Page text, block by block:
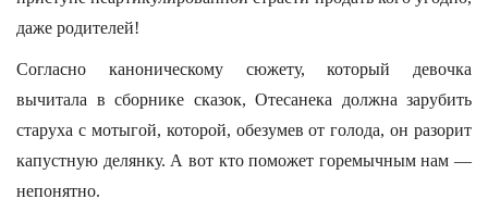
даже родителей!
Согласно каноническому сюжету, который девочка
вычитала в сборнике сказок, Отесанека должна зарубить
старуха с мотыгой, которой, обезумев от голода, он разорит
капустную делянку. А вот кто поможет горемычным нам —
непонятно.